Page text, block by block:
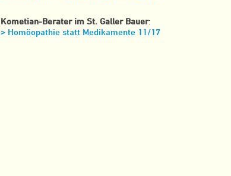
Kometian-Berater im St. Galler Bauer:
> Homöopathie statt Medikamente 11/17